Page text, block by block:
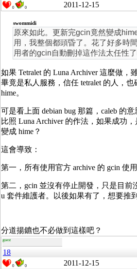
0 0 2011-12-15
swommidi
原來如此。更新完gcin竟然變成
用，我整個都頭昏了。花了好多時
用者的gcin自動刪掉這作法太任性了
如果 Tetralet 的 Luna Archiver 這麼做，
畢竟是私人服務，信任 tetralet 的人，也
hime。
可是看上面 debian bug 那篇，caleb 的
比照 Luna Archiver 的作法，如果成功
變成 hime？
這會導致：
第一，所有使用官方 archive 的 gcin 使
第二，gcin 並沒有停止開發，只是目前
u 套件維護者。以後如果有了，想要推
分道揚鑣也不必做到這樣吧？
guest
18
0 0 2011-12-15